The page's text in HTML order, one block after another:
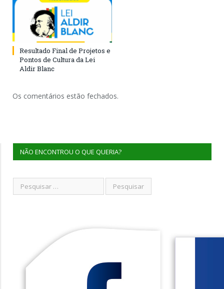
Resultado Final de Projetos e
Pontos de Cultura da Lei
Aldir Blanc
Os comentários estão fechados.
NÃO ENCONTROU O QUE QUERIA?